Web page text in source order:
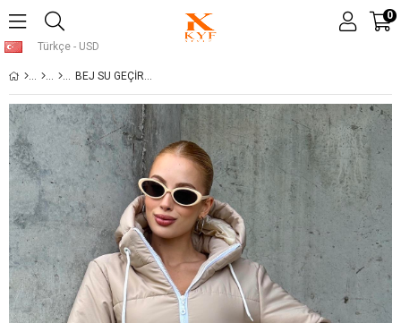
Türkçe - USD
0
BEJ SU GEÇIRMEZ KAPÜŞONLU ŞIŞME MONT